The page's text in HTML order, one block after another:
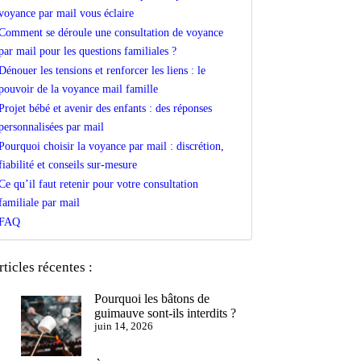
par mail vous éclaire
se déroule une consultation de voyance
mail pour les questions familiales ?
les tensions et renforcer les liens : le
de la voyance mail famille
bébé et avenir des enfants : des réponses
par mail
choisir la voyance par mail : discrétion,
et conseils sur-mesure
qu’il faut retenir pour votre consultation
par mail
récentes :
Pourquoi les bâtons de
guimauve sont-ils interdits ?
juin 14, 2026